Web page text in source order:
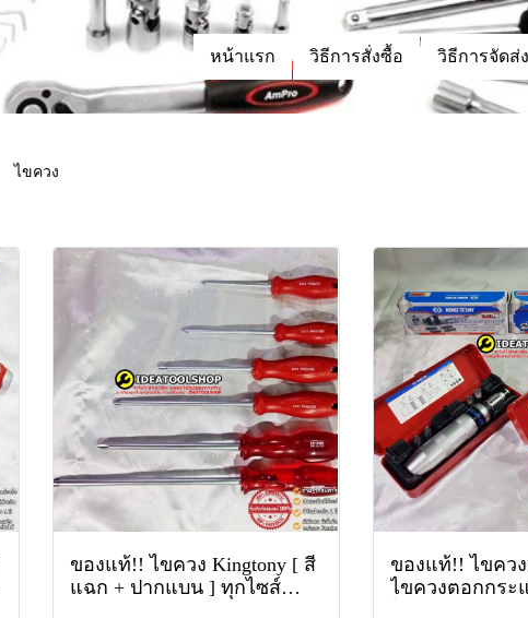
หน้าแรก วิธีการสั่งซื้อ วิธีการจัดส่ง
ไขควง
ของแท้!! ไขควง Kingtony [ สี่
แฉก + ปากแบน ] ทุกไซส์
ของแท้!! ไขคว
ไขควงตอกกระ